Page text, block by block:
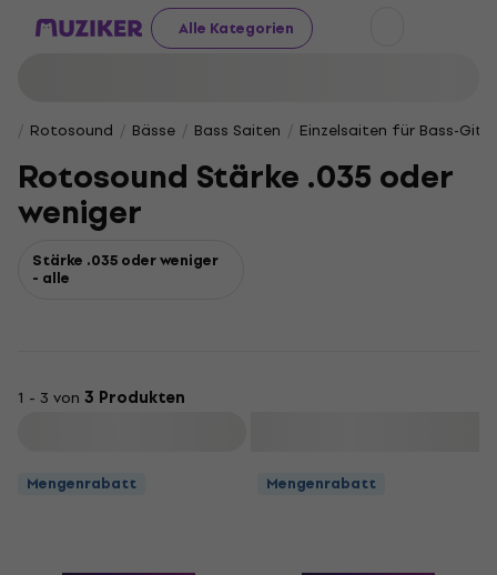
Alle Kategorien
Rotosound Bässe Bass Saiten Einzelsaiten für Bass-
Rotosound Stärke .035 oder
weniger
Stärke .035 oder weniger
- alle
1 - 3 von 3 Produkten
Mengenrabatt Mengenrabatt